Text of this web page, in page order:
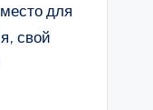
для
свой